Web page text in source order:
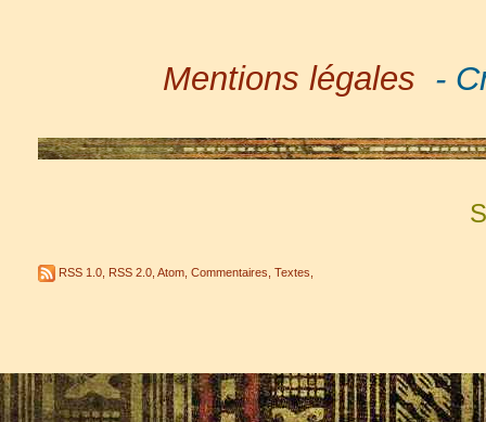
Mentions légales -
RSS 1.0 RSS 2.0 Atom Commentaires Textes